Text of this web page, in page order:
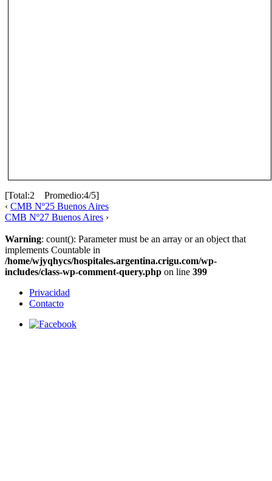
[Total:2 Promedio:4/5]
‹ CMB Nº25 Buenos Aires
CMB Nº27 Buenos Aires ›
Warning: count(): Parameter must be an array or an object that
implements Countable in
/home/wjyqhycs/hospitales.argentina.crigu.com/wp-
includes/class-wp-comment-query.php on line 399
Privacidad
Contacto